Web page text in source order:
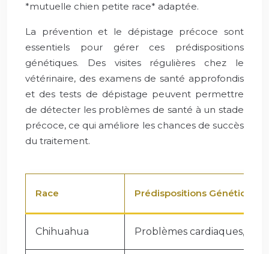
*mutuelle chien petite race* adaptée.
La prévention et le dépistage précoce sont
essentiels pour gérer ces prédispositions
génétiques. Des visites régulières chez le
vétérinaire, des examens de santé approfondis
et des tests de dépistage peuvent permettre
de détecter les problèmes de santé à un stade
précoce, ce qui améliore les chances de succès
du traitement.
Race Prédispositions Génétiques
Chihuahua Problèmes cardiaques,